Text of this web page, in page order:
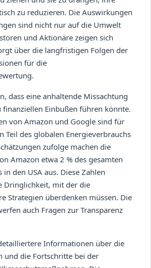
zu reduzieren. Die Auswirkungen
sind nicht nur auf die Umwelt
und Aktionäre zeigen sich
über die langfristigen Folgen der
für die
dass eine anhaltende Missachtung
finanziellen Einbußen führen könnte.
von Amazon und Google sind für
Teil des globalen Energieverbrauchs
zufolge machen die
Amazon etwa 2 % des gesamten
den USA aus. Diese Zahlen
Dringlichkeit, mit der die
Strategien überdenken müssen. Die
auch Fragen zur Transparenz
Informationen über die
und die Fortschritte bei der